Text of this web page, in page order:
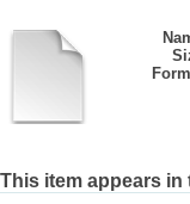
This item appears